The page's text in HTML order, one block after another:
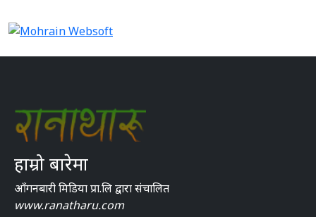
हाम्रो बारेमा
आँगनबारी मिडिया प्रा.लि द्वारा संचालित
www.ranatharu.com